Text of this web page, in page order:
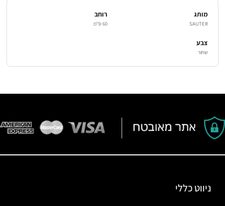
מותג
SAUTER
רוחב
60 ס"מ
צבע
שחור
ניווט כללי